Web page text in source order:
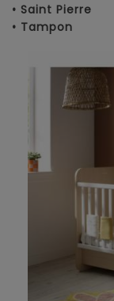
• Saint Pierre
• Tampon